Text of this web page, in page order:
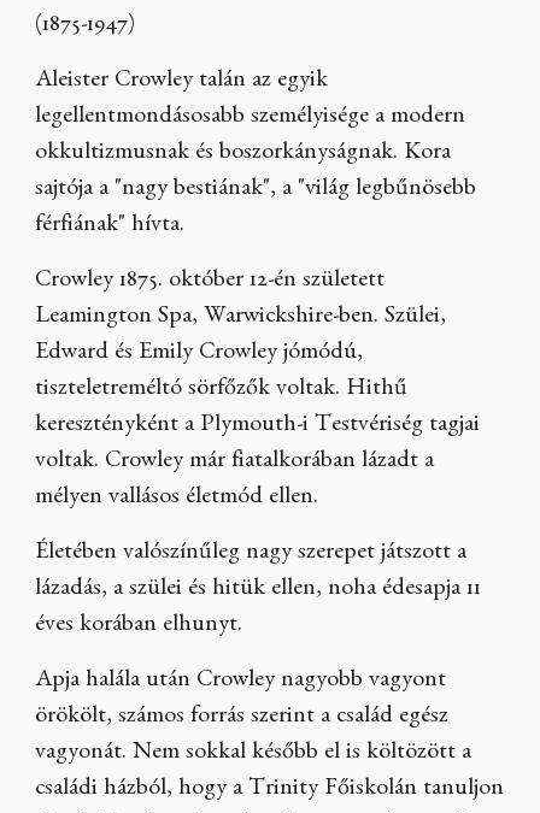
(1875-1947)
Aleister Crowley talán az egyik
legellentmondásosabb személyisége a modern
okkultizmusnak és boszorkányságnak. Kora
sajtója a "nagy bestiának", a "világ legbűnösebb
férfiának" hívta.
Crowley 1875. október 12-én született
Leamington Spa, Warwickshire-ben. Szülei,
Edward és Emily Crowley jómódú,
tiszteletreméltó sörfőzők voltak. Hithű
keresztényként a Plymouth-i Testvériség tagjai
voltak. Crowley már fiatalkorában lázadt a
mélyen vallásos életmód ellen.
Életében valószínűleg nagy szerepet játszott a
lázadás, a szülei és hitük ellen, noha édesapja 11
éves korában elhunyt.
Apja halála után Crowley nagyobb vagyont
örökölt, számos forrás szerint a család egész
vagyonát. Nem sokkal később el is költözött a
családi házból, hogy a Trinity Főiskolán tanuljon